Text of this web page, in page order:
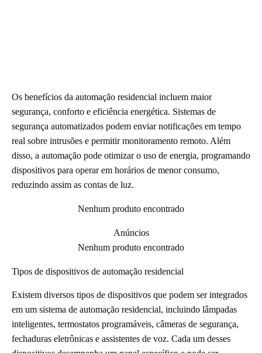
Os benefícios da automação residencial incluem maior
segurança, conforto e eficiência energética. Sistemas de
segurança automatizados podem enviar notificações em tempo
real sobre intrusões e permitir monitoramento remoto. Além
disso, a automação pode otimizar o uso de energia, programando
dispositivos para operar em horários de menor consumo,
reduzindo assim as contas de luz.
Nenhum produto encontrado
Anúncios
Nenhum produto encontrado
Tipos de dispositivos de automação residencial
Existem diversos tipos de dispositivos que podem ser integrados
em um sistema de automação residencial, incluindo lâmpadas
inteligentes, termostatos programáveis, câmeras de segurança,
fechaduras eletrônicas e assistentes de voz. Cada um desses